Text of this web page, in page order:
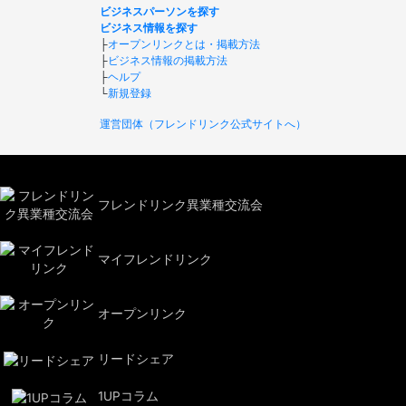
ビジネスパーソンを探す
ビジネス情報を探す
├オープンリンクとは・掲載方法
├ビジネス情報の掲載方法
├ヘルプ
└新規登録
運営団体（フレンドリンク公式サイトへ）
フレンドリンク異業種交流会
マイフレンドリンク
オープンリンク
リードシェア
1UPコラム